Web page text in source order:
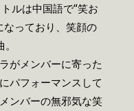
ルは中国語で“笑お
なっており、笑顔の
がメンバーに寄った
パフォーマンスして
ンバーの無邪気な笑